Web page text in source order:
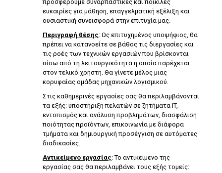
προσφέρουμε συναρπαστικές και ποικίλες
ευκαιρίες για μάθηση, επαγγελματική εξέλιξη και
ουσιαστική συνεισφορά στην επιτυχία μας.
Περιγραφή θέσης: Ως επιτυχημένος υποψήφιος, θα
πρέπει να κατανοείτε σε βάθος τις διεργασίες και
τις ροές των τεχνικών εργασιών που βρίσκονται
πίσω από τη λειτουργικότητα η οποία παρέχεται
στον τελικό χρήστη. Θα γίνετε μέλος μιας
κορυφαίας ομάδας μηχανικών λογισμικού.
Στις καθημερινές εργασίες σας θα περιλαμβάνονται
τα εξής: υποστήριξη πελατών σε ζητήματα IT,
εντοπισμός και ανάλυση προβλημάτων, διασφάλιση
ποιότητας προϊόντων, επικοινωνία με διάφορα
τμήματα και δημιουργική προσέγγιση σε αυτόματες
διαδικασίες.
Αντικείμενο εργασίας: Το αντικείμενο της
εργασίας σας θα περιλαμβάνει τους εξής τομείς: